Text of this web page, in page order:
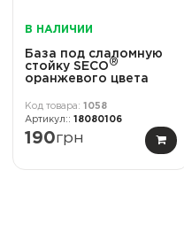
В НАЛИЧИИ
База под слаломную
стойку SECO®
оранжевого цвета
1058
18080106
190грн